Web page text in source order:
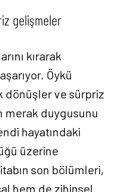
gelişmeler
kırarak
Öykü
ve sürpriz
merak duygusunu
hayatındaki
üzerine
son bölümleri,
hem de zihinsel